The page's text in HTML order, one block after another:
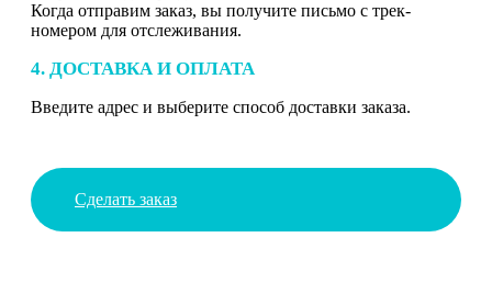
Когда отправим заказ, вы получите письмо с трек-
номером для отслеживания.
4. ДОСТАВКА И ОПЛАТА
Введите адрес и выберите способ доставки заказа.
Сделать заказ